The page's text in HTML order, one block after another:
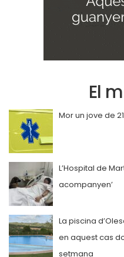
El
Mor un jove de
L’Hospital de
acompanyen’
La piscina
en aquest cas
setmana